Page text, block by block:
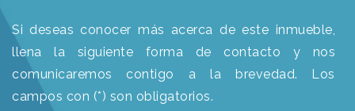
Si deseas conocer más acerca de este inmueble,
llena la siguiente forma de contacto y nos
comunicaremos contigo a la brevedad. Los
campos con (*) son obligatorios.